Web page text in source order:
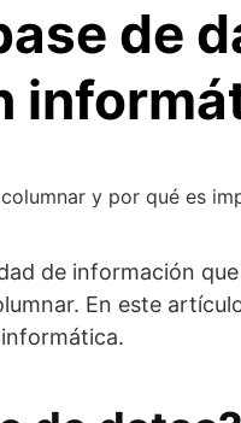
de
y por qué es
de información
En este